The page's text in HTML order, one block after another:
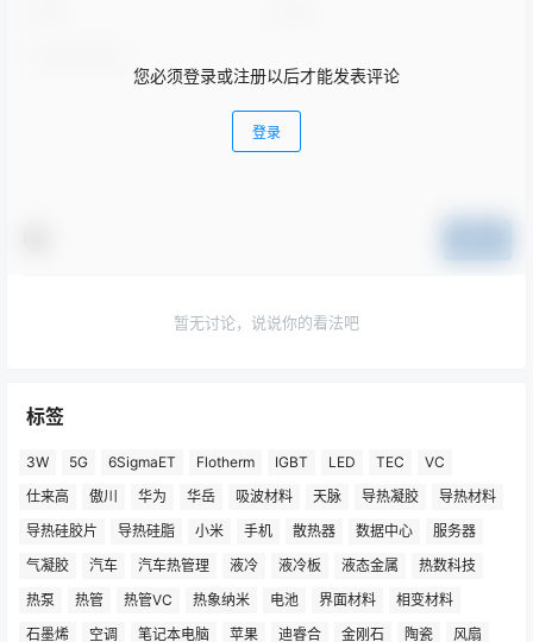
您必须登录或注册以后才能发表评论
登录
暂无讨论，说说你的看法吧
标签
3W 5G 6SigmaET Flotherm IGBT LED TEC
VC
仕来高
傲川 华为 华岳 吸波材料 天脉 导热凝胶
导热材料
导热硅胶片
导热硅脂 小米 手机 散热器 数据中心
服务器
气凝胶
汽车 汽车热管理 液冷 液冷板 液态金属
热数科技
热泵
热管 热管VC 热象纳米 电池 界面材料
相变材料
石墨烯
空调 笔记本电脑 苹果 迪睿合 金刚石 陶瓷 风扇